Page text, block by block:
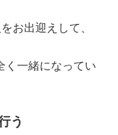
お出迎えして、
く一緒になってい
う